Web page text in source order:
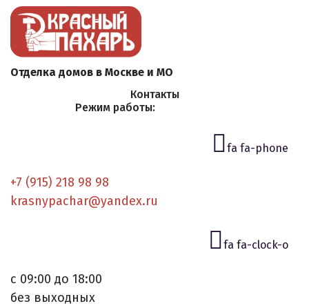
Отделка домов в Москве и МО
Контакты
Режим работы:
fa fa-phone
+7 (915) 218 98 98
krasnypachar@yandex.ru
fa fa-clock-o
с 09:00 до 18:00
без выходных